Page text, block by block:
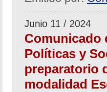
Junio 11 / 2024
Comunicado
Políticas y
preparatorio
modalidad